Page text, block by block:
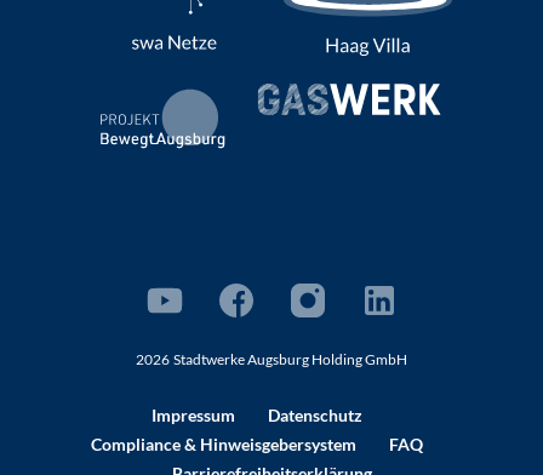
2026 Stadtwerke Augsburg Holding GmbH
Impressum
Datenschutz
Compliance& Hinweisgebersystem
FAQ